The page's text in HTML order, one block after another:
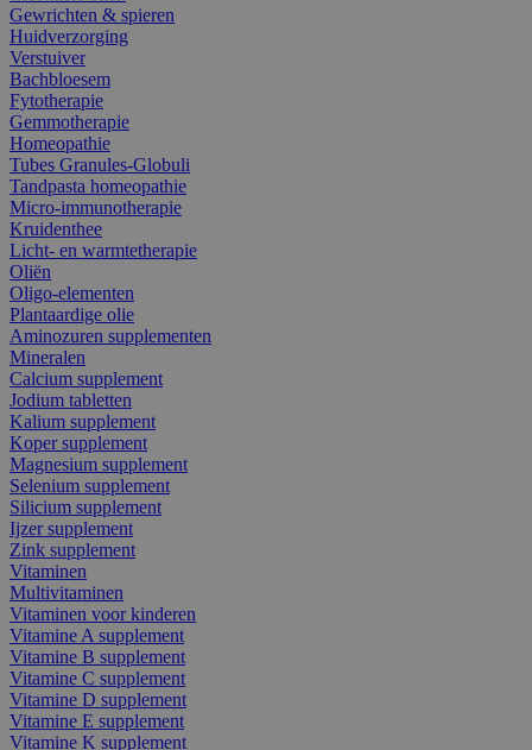
Gewrichten & spieren
Huidverzorging
Verstuiver
Bachbloesem
Fytotherapie
Gemmotherapie
Homeopathie
Tubes Granules-Globuli
Tandpasta homeopathie
Micro-immunotherapie
Kruidenthee
Licht- en warmtetherapie
Oliën
Oligo-elementen
Plantaardige olie
Aminozuren supplementen
Mineralen
Calcium supplement
Jodium tabletten
Kalium supplement
Koper supplement
Magnesium supplement
Selenium supplement
Silicium supplement
Ijzer supplement
Zink supplement
Vitaminen
Multivitaminen
Vitaminen voor kinderen
Vitamine A supplement
Vitamine B supplement
Vitamine C supplement
Vitamine D supplement
Vitamine E supplement
Vitamine K supplement